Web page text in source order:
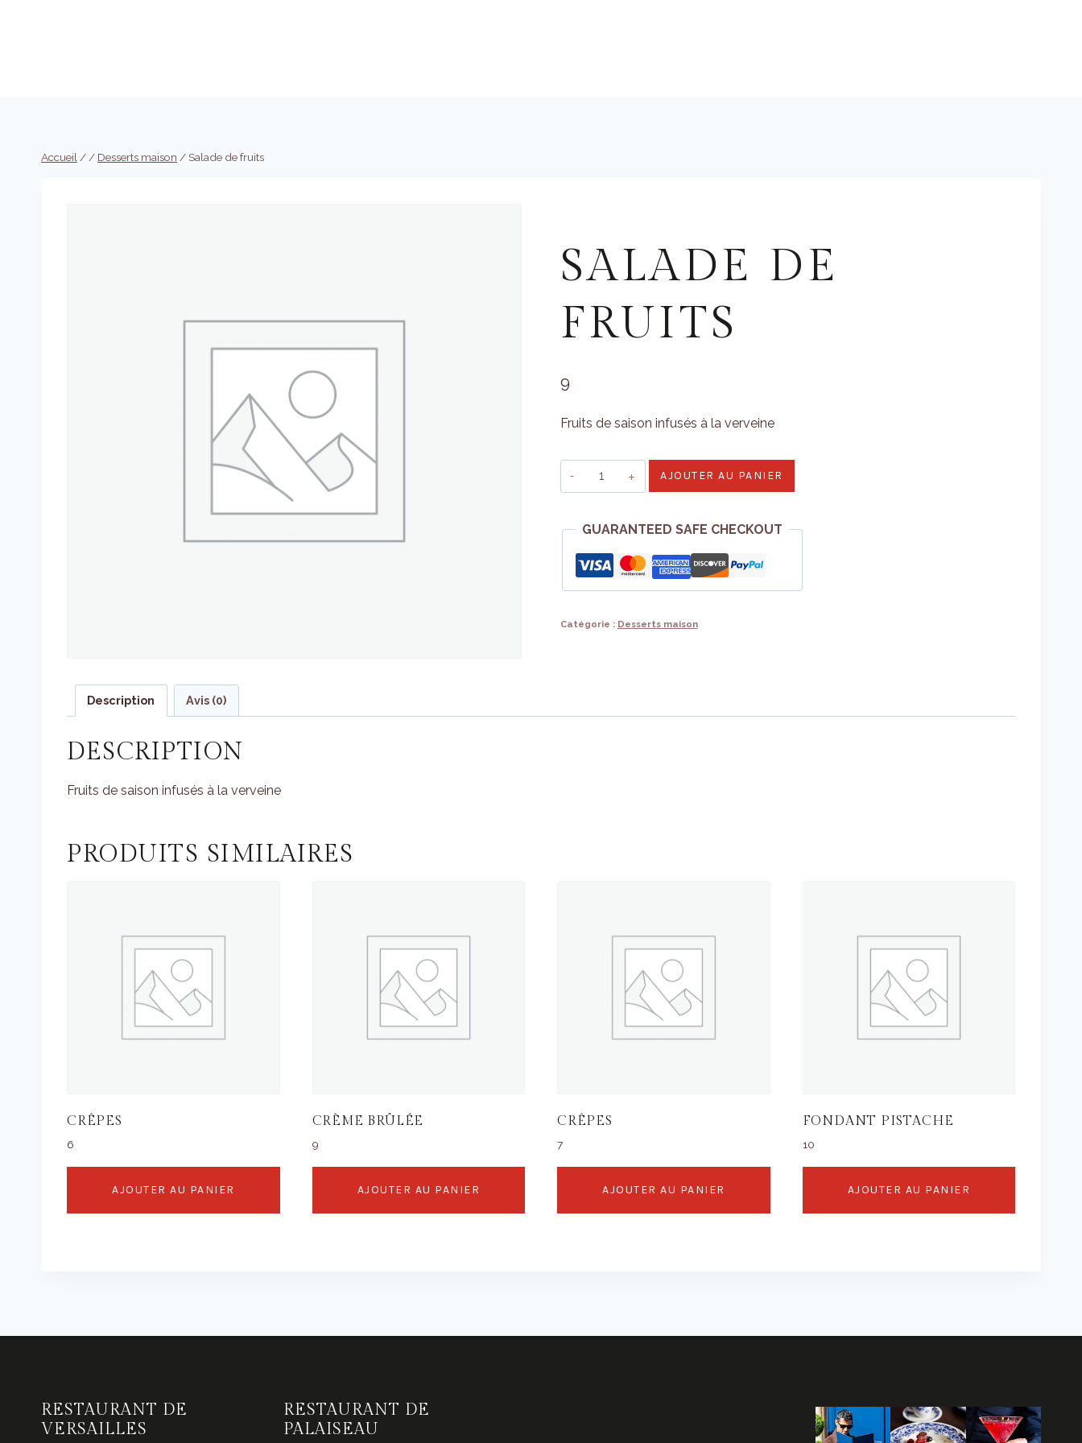
Accueil / / Desserts maison / Salade de fruits
SALADE DE
FRUITS
9
Fruits de saison infusés à la verveine
quantité
de
de
fruits
AJOUTER AU PANIER
GUARANTEED SAFE CHECKOUT
Catégorie : Desserts maison
Description Avis (0)
DESCRIPTION
Fruits de saison infusés à la verveine
PRODUITS SIMILAIRES
CRÊPES
6
AJOUTER AU PANIER
CRÈME BRÛLÉE
9
AJOUTER AU PANIER
CRÊPES
7
AJOUTER AU PANIER
FONDANT PISTACHE
10
AJOUTER AU PANIER
RESTAURANT DE
VERSAILLES
RESTAURANT DE
PALAISEAU